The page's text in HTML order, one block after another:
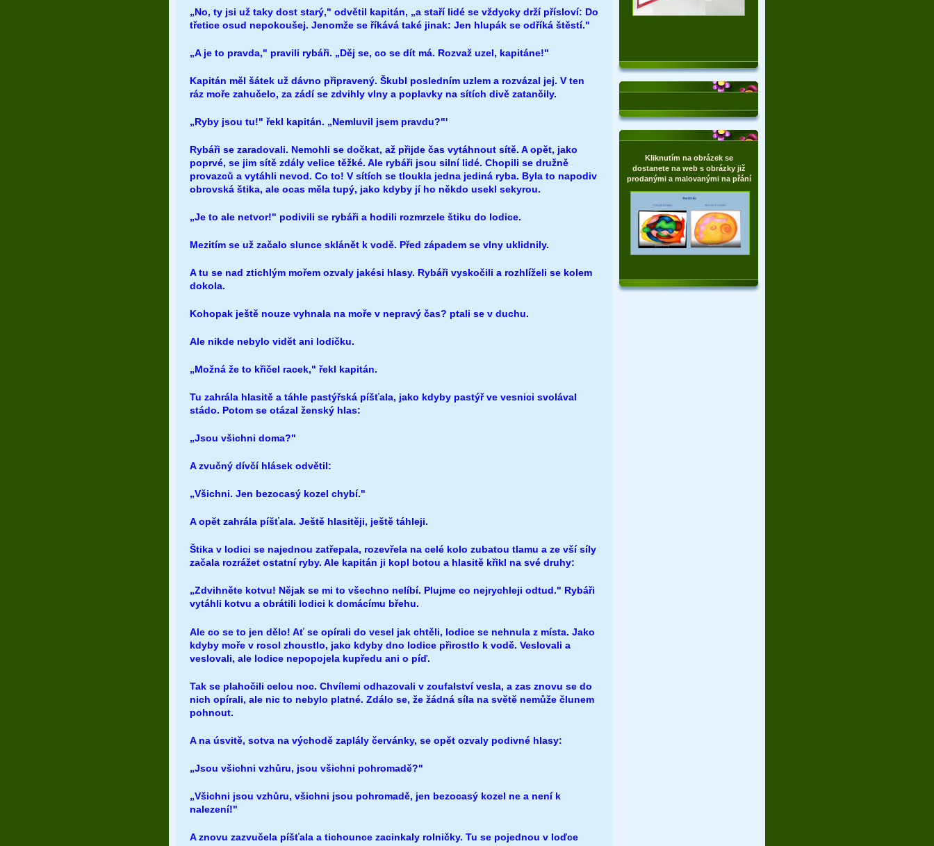
„No, ty jsi už taky dost starý," odvětil kapitán, „a staří lidé se vždycky drží přísloví: Do
třetice osud nepokoušej. Jenomže se říkává také jinak: Jen hlupák se odříká štěstí."
„A je to pravda," pravili rybáři. „Děj se, co se dít má. Rozvaž uzel, kapitáne!"
Kapitán měl šátek už dávno připravený. Škubl posledním uzlem a rozvázal jej. V ten
ráz moře zahučelo, za zádí se zdvihly vlny a poplavky na sítích divě zatančily.
„Ryby jsou tu!" řekl kapitán. „Nemluvil jsem pravdu?"'
Rybáři se zaradovali. Nemohli se dočkat, až přijde čas vytáhnout sítě. A opět, jako
poprvé, se jim sítě zdály velice těžké. Ale rybáři jsou silní lidé. Chopili se družně
provazců a vytáhli nevod. Co to! V sítích se tloukla jedna jediná ryba. Byla to napodiv
obrovská štika, ale ocas měla tupý, jako kdyby jí ho někdo usekl sekyrou.
„Je to ale netvor!" podivili se rybáři a hodili rozmrzele štiku do lodice.
Mezitím se už začalo slunce sklánět k vodě. Před západem se vlny uklidnily.
A tu se nad ztichlým mořem ozvaly jakési hlasy. Rybáři vyskočili a rozhlíželi se kolem
dokola.
Kohopak ještě nouze vyhnala na moře v nepravý čas? ptali se v duchu.
Ale nikde nebylo vidět ani lodičku.
„Možná že to křičel racek," řekl kapitán.
Tu zahrála hlasitě a táhle pastýřská píšťala, jako kdyby pastýř ve vesnici svolával
stádo. Potom se otázal ženský hlas:
„Jsou všichni doma?"
A zvučný dívčí hlásek odvětil:
„Všichni. Jen bezocasý kozel chybí."
A opět zahrála píšťala. Ještě hlasitěji, ještě táhleji.
Štika v lodici se najednou zatřepala, rozevřela na celé kolo zubatou tlamu a ze vší síly
začala rozrážet ostatní ryby. Ale kapitán ji kopl botou a hlasitě křikl na své druhy:
„Zdvihněte kotvu! Nějak se mi to všechno nelíbí. Plujme co nejrychleji odtud." Rybáři
vytáhli kotvu a obrátili lodici k domácímu břehu.
Ale co se to jen dělo! Ať se opírali do vesel jak chtěli, lodice se nehnula z místa. Jako
kdyby moře v rosol zhoustlo, jako kdyby dno lodice přirostlo k vodě. Veslovali a
veslovali, ale lodice nepopojela kupředu ani o píď.
Tak se plahočili celou noc. Chvílemi odhazovali v zoufalství vesla, a zas znovu se do
nich opírali, ale nic to nebylo platné. Zdálo se, že žádná síla na světě nemůže člunem
pohnout.
A na úsvitě, sotva na východě zaplály červánky, se opět ozvaly podivné hlasy:
„Jsou všichni vzhůru, jsou všichni pohromadě?"
„Všichni jsou vzhůru, všichni jsou pohromadě, jen bezocasý kozel ne a není k
nalezení!"
A znovu zazvučela píšťala a tichounce zacinkaly rolničky. Tu se pojednou v loďce
Kliknutím na obrázek se
dostanete na web s obrázky již
prodanými a malovanými na přání